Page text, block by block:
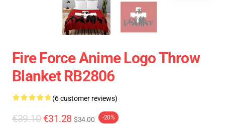
Fire Force Anime Logo Throw
Blanket RB2806
(6 customer reviews)
€39.10 €31.28 $34.00 -20%